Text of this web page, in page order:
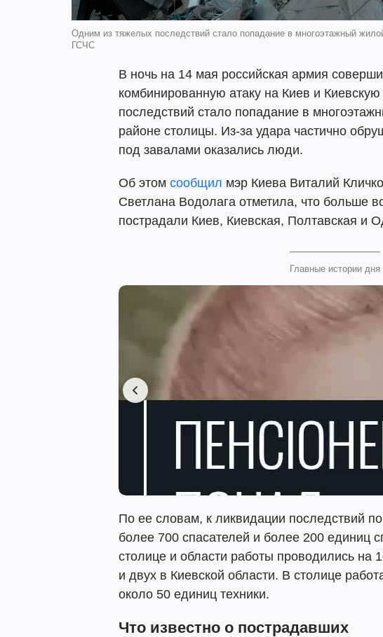
Одним из тяжелых последствий стало попадание в многоэтажный
ГСЧС
В ночь на 14 мая российская армия
комбинированную атаку на Киев и
последствий стало попадание в
районе столицы. Из-за удара частично
под завалами оказались люди.
Об этом сообщил мэр Киева Виталий
Светлана Водолага отметила, что больше
пострадали Киев, Киевская, Полтавская и
Главные истории дня
По ее словам, к ликвидации последствий
более 700 спасателей и более 200 единиц
столице и области работы проводились на
и двух в Киевской области. В столице
около 50 единиц техники.
Что известно о пострадавших